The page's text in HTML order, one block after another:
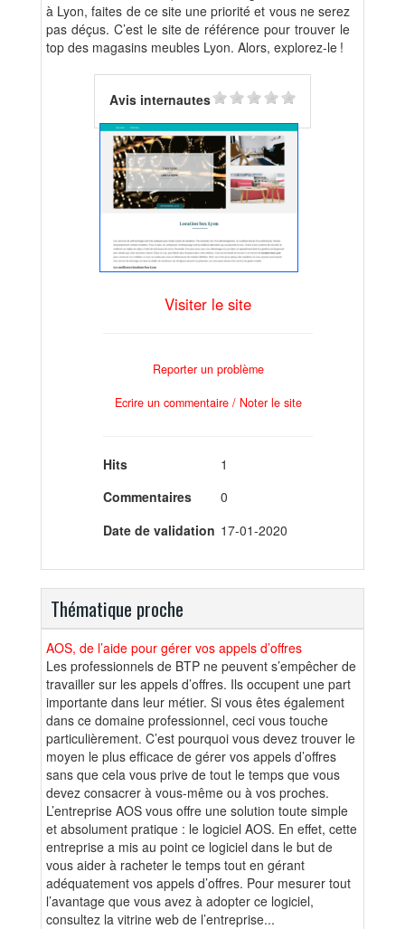
à Lyon, faites de ce site une priorité et vous ne serez
pas déçus. C’est le site de référence pour trouver le
top des magasins meubles Lyon. Alors, explorez-le !
Avis internautes
Visiter le site
Reporter un problème
Ecrire un commentaire / Noter le site
Hits
1
Commentaires
0
Date de validation 17-01-2020
Thématique proche
AOS, de l’aide pour gérer vos appels d’offres
Les professionnels de BTP ne peuvent s’empêcher de
travailler sur les appels d’offres. Ils occupent une part
importante dans leur métier. Si vous êtes également
dans ce domaine professionnel, ceci vous touche
particulièrement. C’est pourquoi vous devez trouver le
moyen le plus efficace de gérer vos appels d’offres
sans que cela vous prive de tout le temps que vous
devez consacrer à vous-même ou à vos proches.
L’entreprise AOS vous offre une solution toute simple
et absolument pratique : le logiciel AOS. En effet, cette
entreprise a mis au point ce logiciel dans le but de
vous aider à racheter le temps tout en gérant
adéquatement vos appels d’offres. Pour mesurer tout
l’avantage que vous avez à adopter ce logiciel,
consultez la vitrine web de l’entreprise...